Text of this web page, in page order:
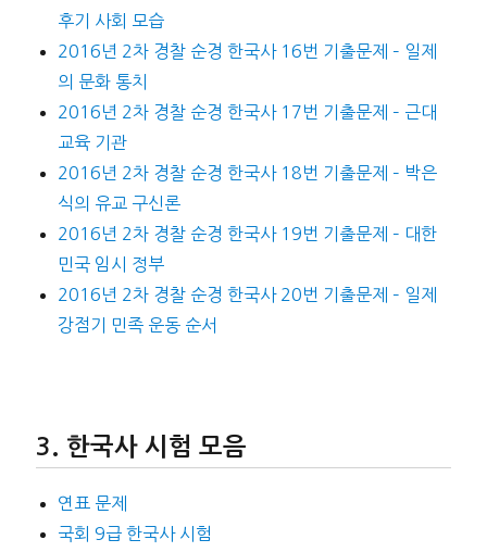
후기 사회 모습
2016년 2차 경찰 순경 한국사 16번 기출문제 – 일제
의 문화 통치
2016년 2차 경찰 순경 한국사 17번 기출문제 – 근대
교육 기관
2016년 2차 경찰 순경 한국사 18번 기출문제 – 박은
식의 유교 구신론
2016년 2차 경찰 순경 한국사 19번 기출문제 – 대한
민국 임시 정부
2016년 2차 경찰 순경 한국사 20번 기출문제 – 일제
강점기 민족 운동 순서
한국사 시험 모음
연표 문제
국회 9급 한국사 시험